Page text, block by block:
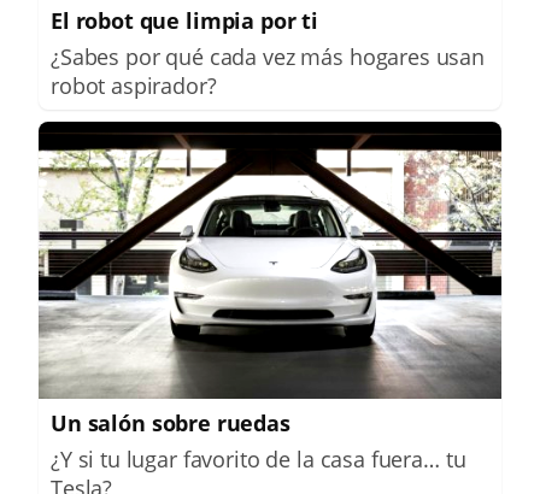
El robot que limpia por ti
¿Sabes por qué cada vez más hogares usan
robot aspirador?
Un salón sobre ruedas
¿Y si tu lugar favorito de la casa fuera… tu
Tesla?